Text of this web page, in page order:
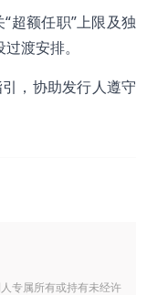
超额任职”上限及独
渡安排。
，协助发行人遵守
专属所有或持有未经许